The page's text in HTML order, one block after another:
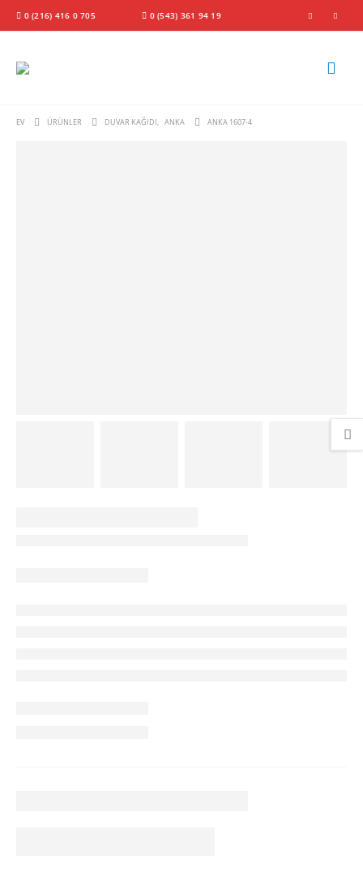
0 (216) 416 0 705 0 (543) 361 94 19
EV ÜRÜNLER DUVAR KAĞIDI, ANKA ANKA 1607-4